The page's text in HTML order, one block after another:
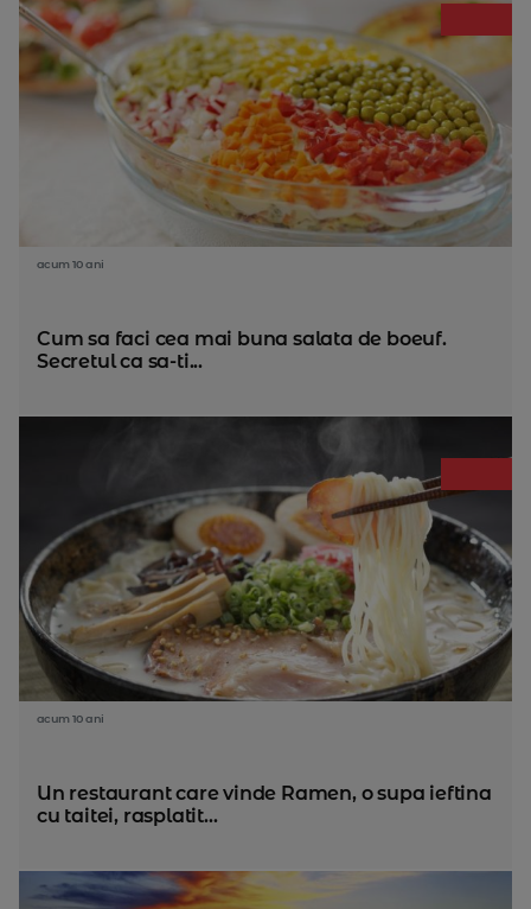
acum 10 ani
Cum sa faci cea mai buna salata de boeuf.
Secretul ca sa-ti...
acum 10 ani
Un restaurant care vinde Ramen, o supa ieftina
cu taitei, rasplatit...